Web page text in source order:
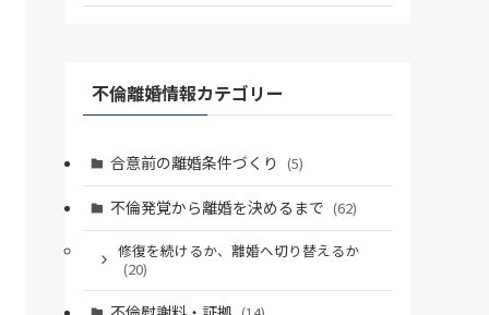
不倫離婚情報カテゴリー
合意前の離婚条件づくり (5)
不倫発覚から離婚を決めるまで (62)
修復を続けるか、離婚へ切り替えるか
(20)